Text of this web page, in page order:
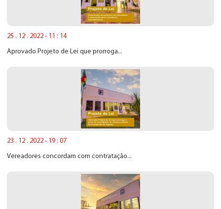
25 . 12 . 2022 - 11 : 14
Aprovado Projeto de Lei que prorroga...
23 . 12 . 2022 - 19 : 07
Vereadores concordam com contratação...